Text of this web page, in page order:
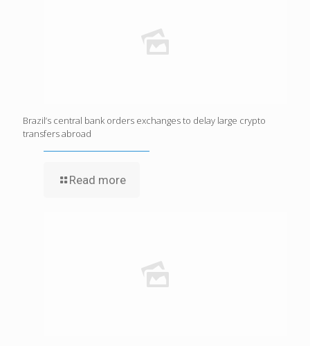
Brazil’s central bank orders exchanges to delay large crypto
transfers abroad
Read more